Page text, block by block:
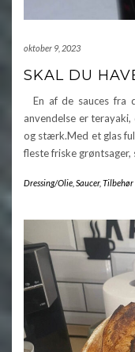
oktober 9, 2023
SKAL DU
En af de sauces fra
anvendelse er
og stærk.Med et glas
fleste friske
Dressing/Olie Saucer, Tilbehør